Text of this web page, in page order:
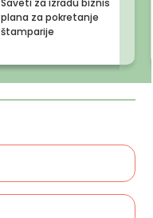
plana za pokretanje
štamparije